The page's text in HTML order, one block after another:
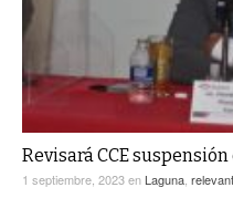
Revisará CCE
1 septiembre, 2023en Laguna